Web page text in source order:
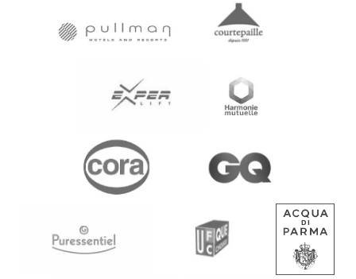
Boulangeries et commerces alimentaires
Agences immobilières
Bureaux et sièges d’entreprise
mesure permet de valoriser votre activité et de créer un
impact visuel fort auprès de vos clients.
Fabrication et pose d’enseignes
lumineuses professionnelles